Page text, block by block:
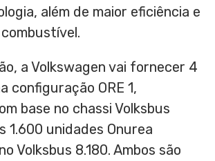
além de maior eficiência e
a Volkswagen vai fornecer 4
configuração ORE 1,
base no chassi Volksbus
1.600 unidades Onurea
Volksbus 8.180. Ambos são